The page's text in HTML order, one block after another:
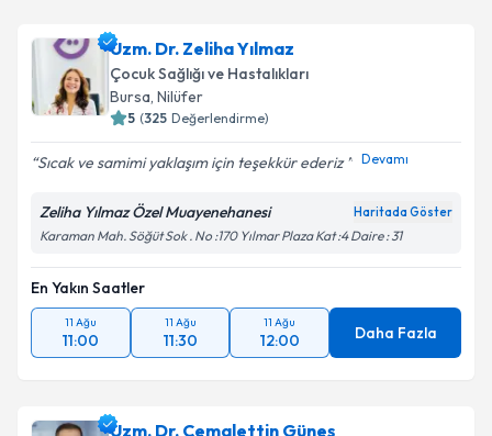
Uzm. Dr. Zeliha Yılmaz
Çocuk Sağlığı ve Hastalıkları
Bursa, Nilüfer
5 (325 Değerlendirme)
Sıcak ve samimi yaklaşım için teşekkür ederiz Devamı
Zeliha Yılmaz Özel Muayenehanesi Haritada Göster
Karaman Mah. Söğüt Sok . No :170 Yılmar Plaza Kat :4 Daire : 31
En Yakın Saatler
11 Ağu
11:00
11 Ağu
11:30
11 Ağu
12:00 Daha Fazla
Uzm. Dr. Cemalettin Güneş